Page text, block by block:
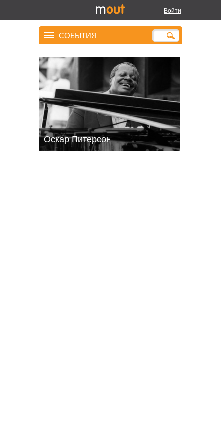
Войти
СОБЫТИЯ
Оскар Питерсон